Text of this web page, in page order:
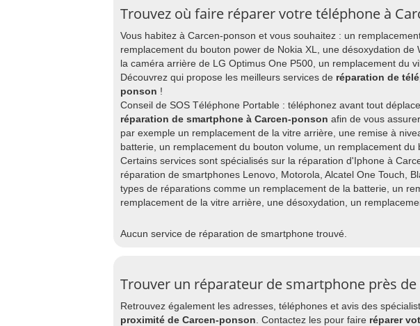
Trouvez où faire réparer votre téléphone à
Vous habitez à Carcen-ponson et vous souhaitez : un
remplacement du bouton power de Nokia XL, une désoxydation de
la caméra arrière de LG Optimus One P500, un remplacement du
Découvrez qui propose les meilleurs services de réparation de
ponson !
Conseil de SOS Téléphone Portable : téléphonez avant tout
réparation de smartphone à Carcen-ponson afin de vous
par exemple un remplacement de la vitre arrière, une remise à
batterie, un remplacement du bouton volume, un remplacement du
Certains services sont spécialisés sur la réparation d'Iphone à
réparation de smartphones Lenovo, Motorola, Alcatel One Touch,
types de réparations comme un remplacement de la batterie, un
remplacement de la vitre arrière, une désoxydation, un
Aucun service de réparation de smartphone trouvé.
Trouver un réparateur de smartphone près de
Retrouvez également les adresses, téléphones et avis des
proximité de Carcen-ponson . Contactez les pour faire réparer